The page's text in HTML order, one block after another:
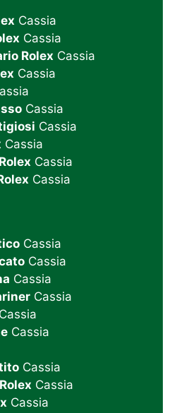
Cassia
Cassia
Rolex Cassia
Cassia
Cassia
Cassia
Cassia
Cassia
Cassia
Cassia
Cassia
Cassia
Cassia
Cassia
Cassia
Cassia
Cassia
Cassia